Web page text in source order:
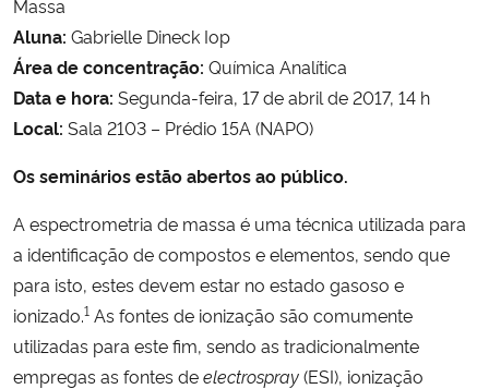
Ministério do Desenvolvimento Regional
Controladoria-Geral da União
Ministério da Mulher, da Família e dos Direitos Humanos
Secretaria-Geral
Secretaria de Governo
Gabinete de Segurança Institucional
Massa
Aluna: Gabrielle Dineck Iop
Área de concentração: Química Analítica
Data e hora: Segunda-feira, 17 de abril de 2017, 14 h
Local: Sala 2103 – Prédio 15A (NAPO)
Os seminários estāo abertos ao público.
A espectrometria de massa é uma técnica utilizada para
a identificação de compostos e elementos, sendo que
para isto, estes devem estar no estado gasoso e
ionizado.1 As fontes de ionização são comumente
utilizadas para este fim, sendo as tradicionalmente
empregas as fontes deelectrospray(ESI), ionização